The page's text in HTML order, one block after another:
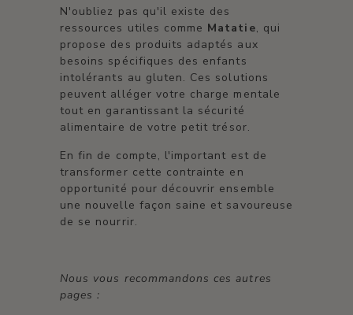
N'oubliez pas qu'il existe des
ressources utiles comme Matatie, qui
propose des produits adaptés aux
besoins spécifiques des enfants
intolérants au gluten. Ces solutions
peuvent alléger votre charge mentale
tout en garantissant la sécurité
alimentaire de votre petit trésor.
En fin de compte, l'important est de
transformer cette contrainte en
opportunité pour découvrir ensemble
une nouvelle façon saine et savoureuse
de se nourrir.
Nous vous recommandons ces autres
pages :